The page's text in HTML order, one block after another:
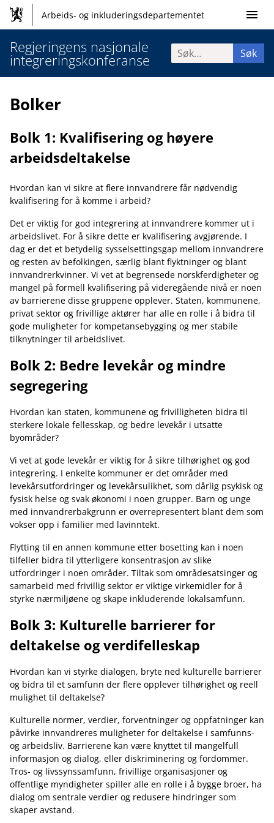
Hopp
innhold
Arbeids- og inkluderingsdepartementet Meny
Regjeringens nasjonale
integreringskonferanse
Søk
etter:
Søk
Bolker
Bolk 1: Kvalifisering og høyere
arbeidsdeltakelse
Hvordan kan vi sikre at flere innvandrere får nødvendig
kvalifisering for å komme i arbeid?
Det er viktig for god integrering at innvandrere kommer ut i
arbeidslivet. For å sikre dette er kvalifisering avgjørende. I
dag er det et betydelig sysselsettingsgap mellom innvandrere
og resten av befolkingen, særlig blant flyktninger og blant
innvandrerkvinner. Vi vet at begrensede norskferdigheter og
mangel på formell kvalifisering på videregående nivå er noen
av barrierene disse gruppene opplever. Staten, kommunene,
privat sektor og frivillige aktører har alle en rolle i å bidra til
gode muligheter for kompetansebygging og mer stabile
tilknytninger til arbeidslivet.
Bolk 2: Bedre levekår og mindre
segregering
Hvordan kan staten, kommunene og frivilligheten bidra til
sterkere lokale fellesskap, og bedre levekår i utsatte
byområder?
Vi vet at gode levekår er viktig for å sikre tilhørighet og god
integrering. I enkelte kommuner er det områder med
levekårsutfordringer og levekårsulikhet, som dårlig psykisk og
fysisk helse og svak økonomi i noen grupper. Barn og unge
med innvandrerbakgrunn er overrepresentert blant dem som
vokser opp i familier med lavinntekt.
Flytting til en annen kommune etter bosetting kan i noen
tilfeller bidra til ytterligere konsentrasjon av slike
utfordringer i noen områder. Tiltak som områdesatsinger og
samarbeid med frivillig sektor er viktige virkemidler for å
styrke nærmiljøene og skape inkluderende lokalsamfunn.
Bolk 3: Kulturelle barrierer for
deltakelse og verdifelleskap
Hvordan kan vi styrke dialogen, bryte ned kulturelle barrierer
og bidra til et samfunn der flere opplever tilhørighet og reell
mulighet til deltakelse?
Kulturelle normer, verdier, forventninger og oppfatninger kan
påvirke innvandreres muligheter for deltakelse i samfunns-
og arbeidsliv. Barrierene kan være knyttet til mangelfull
informasjon og dialog, eller diskriminering og fordommer.
Tros- og livssynssamfunn, frivillige organisasjoner og
offentlige myndigheter spiller alle en rolle i å bygge broer, ha
dialog om sentrale verdier og redusere hindringer som
skaper avstand.